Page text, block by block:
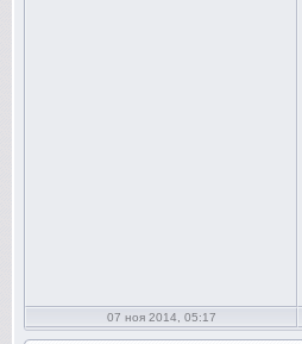
07 ноя 2014, 05:17